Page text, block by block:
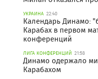
УКРАИНА 22:40
Календарь Динамо:
Карабах в первом
конференций
ЛИГА КОНФЕРЕНЦИЙ 21:58
Динамо одержало
Карабахом